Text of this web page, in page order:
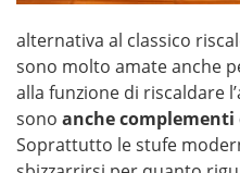
alternativa al classico
sono molto amate anche
alla funzione di riscaldare
sono anche complementi
Soprattutto le stufe